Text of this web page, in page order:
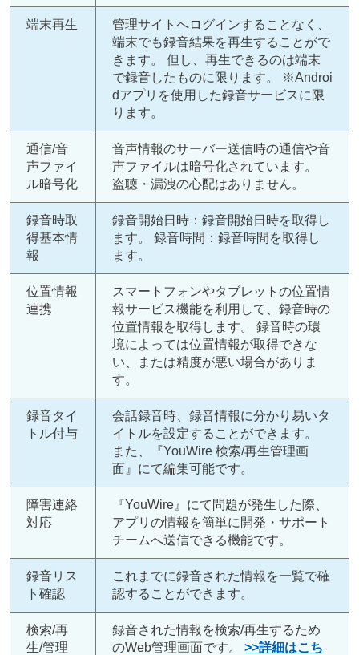
端末再生
管理サイトへログインすることなく、
端末でも録音結果を再生することがで
きます。 但し、再生できるのは端末
で録音したものに限ります。 ※Androi
dアプリを使用した録音サービスに限
ります。
通信/音
声ファイ
ル暗号化
音声情報のサーバー送信時の通信や音
声ファイルは暗号化されています。
盗聴・漏洩の心配はありません。
録音時取
得基本情
報
録音開始日時：録音開始日時を取得し
ます。 録音時間：録音時間を取得し
ます。
位置情報
連携
スマートフォンやタブレットの位置情
報サービス機能を利用して、録音時の
位置情報を取得します。 録音時の環
境によっては位置情報が取得できな
い、または精度が悪い場合がありま
す。
録音タイ
トル付与
会話録音時、録音情報に分かり易いタ
イトルを設定することができます。
また、『YouWire 検索/再生管理画
面』にて編集可能です。
障害連絡
対応
『YouWire』にて問題が発生した際、
アプリの情報を簡単に開発・サポート
チームへ送信できる機能です。
録音リス
ト確認
これまでに録音された情報を一覧で確
認することができます。
検索/再
生/管理
録音された情報を検索/再生するため
のWeb管理画面です。 >>詳細はこち